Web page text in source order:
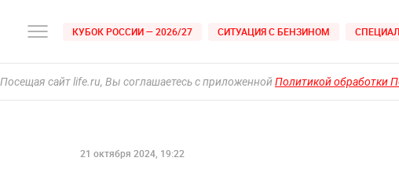
КУБОК РОССИИ — 2026/27 СИТУАЦИЯ С БЕНЗИНОМ
Посещая сайт life.ru, Вы соглашаетесь с приложеннойПолитикой обработки
21 октября 2024, 19:22